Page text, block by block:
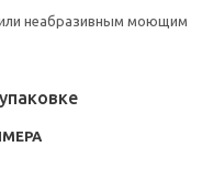
неабразивным моющим